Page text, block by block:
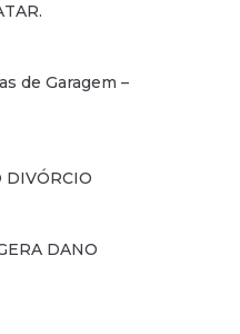
de Garagem –
DIVÓRCIO
DANO